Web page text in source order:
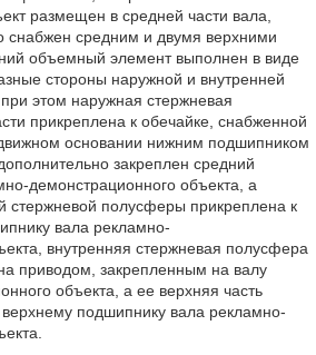
размещен в средней части вала,
снабжен средним и двумя верхними
объемный элемент выполнен в виде
стороны наружной и внутренней
этом наружная стержневая
прикреплена к обечайке, снабженной
основании нижним подшипником
закреплен средний
демонстрационного объекта, а
стержневой полусферы прикреплена к
вала рекламно-
внутренняя стержневая полусфера
приводом, закрепленным на валу
объекта, а ее верхняя часть
подшипнику вала рекламно-